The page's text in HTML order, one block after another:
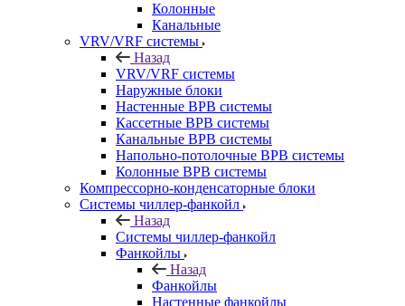
Колонные
Канальные
VRV/VRF системы
Назад
VRV/VRF системы
Наружные блоки
Настенные ВРВ системы
Кассетные ВРВ системы
Канальные ВРВ системы
Напольно-потолочные ВРВ системы
Колонные ВРВ системы
Компрессорно-конденсаторные блоки
Системы чиллер-фанкойл
Назад
Системы чиллер-фанкойл
Фанкойлы
Назад
Фанкойлы
Настенные фанкойлы